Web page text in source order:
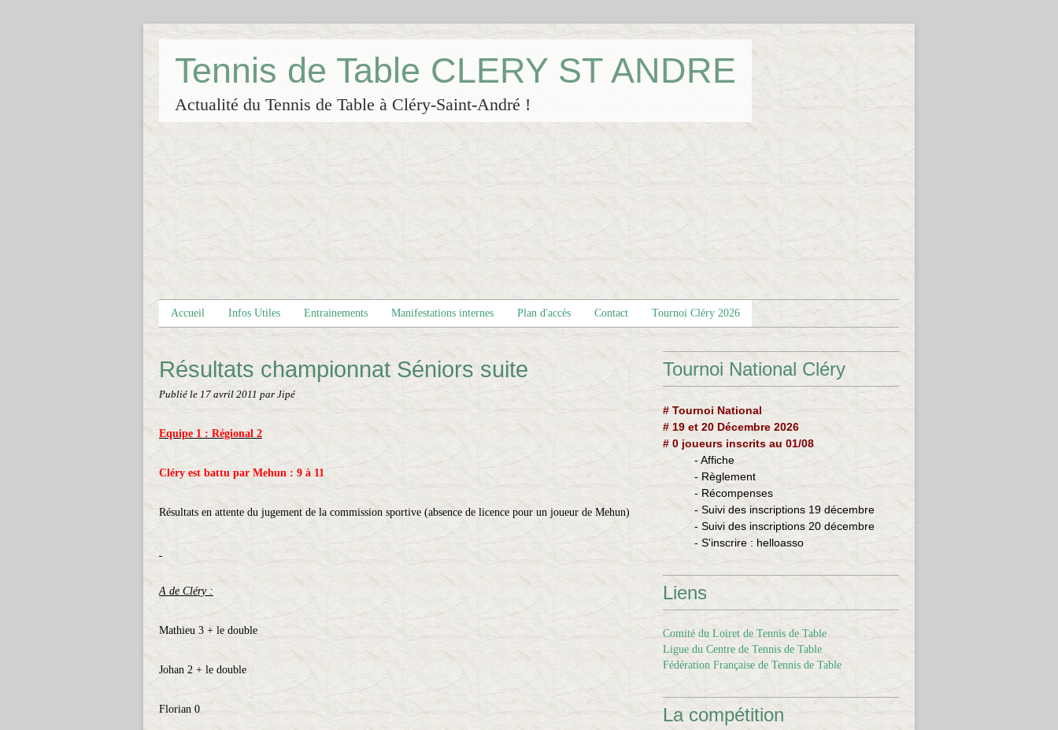
Tennis de Table CLERY ST ANDRE
Actualité du Tennis de Table à Cléry-Saint-André !
Accueil Infos Utiles Entrainements Manifestations internes Plan d'accès Contact Tournoi Cléry 2026
Résultats championnat Séniors suite
Publié le 17 avril 2011 par Jipé
Equipe 1 : Régional 2
Cléry est battu par Mehun : 9 à 11
Résultats en attente du jugement de la commission sportive (absence de licence pour un joueur de Mehun)
A de Cléry :
Mathieu 3 + le double
Johan 2 + le double
Florian 0
Tournoi National Cléry
# Tournoi National
# 19 et 20 Décembre 2026
# 0 joueurs inscrits au 01/08
- Affiche
- Règlement
- Récompenses
- Suivi des inscriptions 19 décembre
- Suivi des inscriptions 20 décembre
- S'inscrire : helloasso
Liens
Comité du Loiret de Tennis de Table
Ligue du Centre de Tennis de Table
Fédération Française de Tennis de Table
La compétition